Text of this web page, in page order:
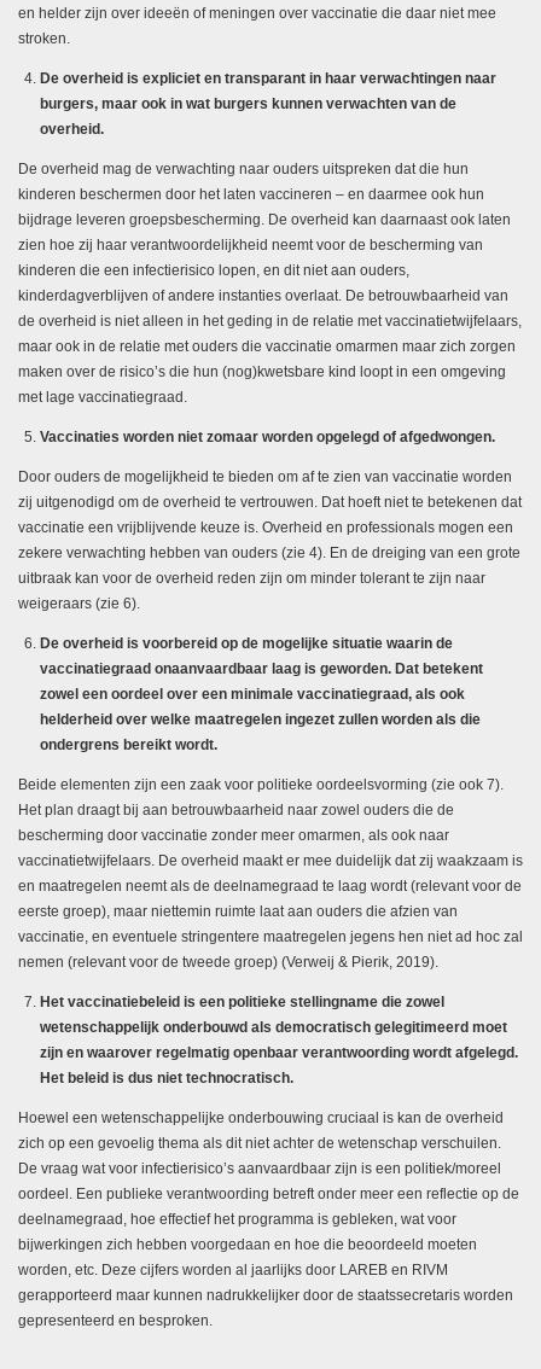
en helder zijn over ideeën of meningen over vaccinatie die daar niet mee
stroken.
De overheid is expliciet en transparant in haar verwachtingen naar
burgers, maar ook in wat burgers kunnen verwachten van de
overheid.
De overheid mag de verwachting naar ouders uitspreken dat die hun
kinderen beschermen door het laten vaccineren – en daarmee ook hun
bijdrage leveren groepsbescherming. De overheid kan daarnaast ook laten
zien hoe zij haar verantwoordelijkheid neemt voor de bescherming van
kinderen die een infectierisico lopen, en dit niet aan ouders,
kinderdagverblijven of andere instanties overlaat. De betrouwbaarheid van
de overheid is niet alleen in het geding in de relatie met vaccinatietwijfelaars,
maar ook in de relatie met ouders die vaccinatie omarmen maar zich zorgen
maken over de risico’s die hun (nog)kwetsbare kind loopt in een omgeving
met lage vaccinatiegraad.
Vaccinaties worden niet zomaar worden opgelegd of afgedwongen.
Door ouders de mogelijkheid te bieden om af te zien van vaccinatie worden
zij uitgenodigd om de overheid te vertrouwen. Dat hoeft niet te betekenen dat
vaccinatie een vrijblijvende keuze is. Overheid en professionals mogen een
zekere verwachting hebben van ouders (zie 4). En de dreiging van een grote
uitbraak kan voor de overheid reden zijn om minder tolerant te zijn naar
weigeraars (zie 6).
De overheid is voorbereid op de mogelijke situatie waarin de
vaccinatiegraad onaanvaardbaar laag is geworden. Dat betekent
zowel een oordeel over een minimale vaccinatiegraad, als ook
helderheid over welke maatregelen ingezet zullen worden als die
ondergrens bereikt wordt.
Beide elementen zijn een zaak voor politieke oordeelsvorming (zie ook 7).
Het plan draagt bij aan betrouwbaarheid naar zowel ouders die de
bescherming door vaccinatie zonder meer omarmen, als ook naar
vaccinatietwijfelaars. De overheid maakt er mee duidelijk dat zij waakzaam is
en maatregelen neemt als de deelnamegraad te laag wordt (relevant voor de
eerste groep), maar niettemin ruimte laat aan ouders die afzien van
vaccinatie, en eventuele stringentere maatregelen jegens hen niet ad hoc zal
nemen (relevant voor de tweede groep) (Verweij & Pierik, 2019).
Het vaccinatiebeleid is een politieke stellingname die zowel
wetenschappelijk onderbouwd als democratisch gelegitimeerd moet
zijn en waarover regelmatig openbaar verantwoording wordt afgelegd.
Het beleid is dus niet technocratisch.
Hoewel een wetenschappelijke onderbouwing cruciaal is kan de overheid
zich op een gevoelig thema als dit niet achter de wetenschap verschuilen.
De vraag wat voor infectierisico’s aanvaardbaar zijn is een politiek/moreel
oordeel. Een publieke verantwoording betreft onder meer een reflectie op de
deelnamegraad, hoe effectief het programma is gebleken, wat voor
bijwerkingen zich hebben voorgedaan en hoe die beoordeeld moeten
worden, etc. Deze cijfers worden al jaarlijks door LAREB en RIVM
gerapporteerd maar kunnen nadrukkelijker door de staatssecretaris worden
gepresenteerd en besproken.